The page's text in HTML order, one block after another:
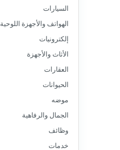
السيارات
الهواتف والأجهزة اللوحية
إلكترونيات
الأثاث والأجهزة
العقارات
الحيوانات
موضه
الجمال والرفاهية
وظائف
خدمات